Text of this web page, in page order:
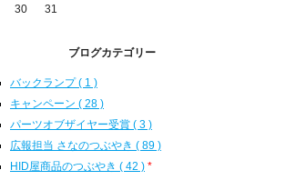
30
31
ブログカテゴリー
バックランプ ( 1 )
キャンペーン ( 28 )
パーツオブザイヤー受賞 ( 3 )
広報担当 さなのつぶやき ( 89 )
HID屋商品のつぶやき ( 42 ) *